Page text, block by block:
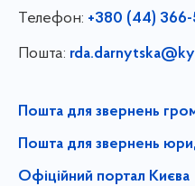
Телефон: +380 (44)
Пошта:
Пошта для звернень
Пошта для звернень
Офіційний портал Києва